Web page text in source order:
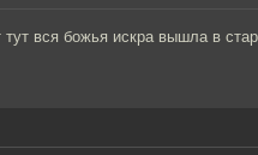
вся божья искра вышла в